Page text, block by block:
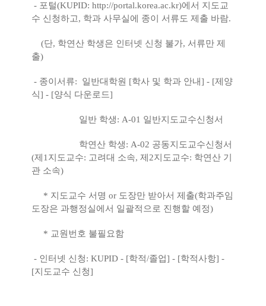
- 포털(KUPID: http://portal.korea.ac.kr)에서 지도교
수 신청하고, 학과 사무실에 종이 서류도 제출 바람.
(단, 학연산 학생은 인터넷 신청 불가, 서류만 제
출)
- 종이서류: 일반대학원 [학사 및 학과 안내] - [제양
식] - [양식 다운로드]
일반 학생: A-01 일반지도교수신청서
학연산 학생: A-02 공동지도교수신청서
(제1지도교수: 고려대 소속, 제2지도교수: 학연산 기
관 소속)
* 지도교수 서명 or 도장만 받아서 제출(학과주임
도장은 과행정실에서 일괄적으로 진행할 예정)
* 교원번호 불필요함
- 인터넷 신청: KUPID - [학적/졸업] - [학적사항] -
[지도교수 신청]